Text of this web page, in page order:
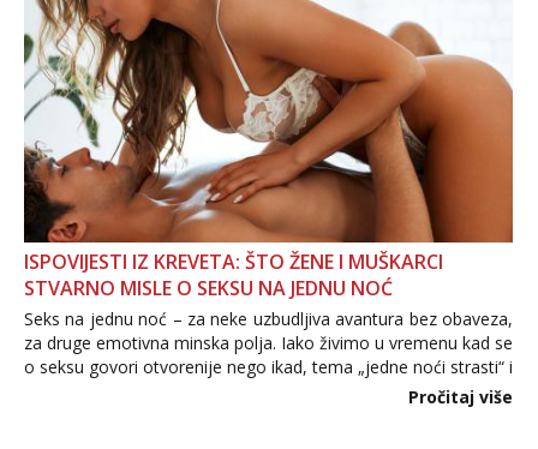
ISPOVIJESTI IZ KREVETA: ŠTO ŽENE I MUŠKARCI
STVARNO MISLE O SEKSU NA JEDNU NOĆ
Seks na jednu noć – za neke uzbudljiva avantura bez obaveza,
za druge emotivna minska polja. Iako živimo u vremenu kad se
o seksu govori otvorenije nego ikad, tema „jedne noći strasti“ i
dalje izaziva burne rasprave. Što zapravo misle žene, a što
Pročitaj više